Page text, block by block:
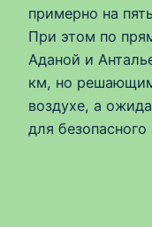
примерно на
При этом по
Аданой и
км, но
воздухе, а
для безопасного